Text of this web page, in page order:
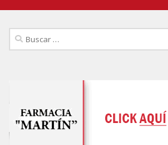
Buscar: